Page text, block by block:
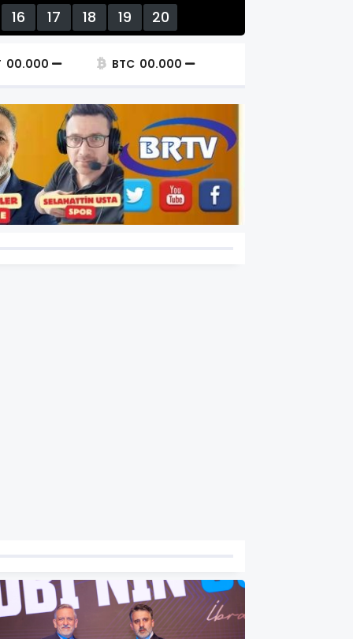
16 17 18 19 20
00.000 BTC 00.000